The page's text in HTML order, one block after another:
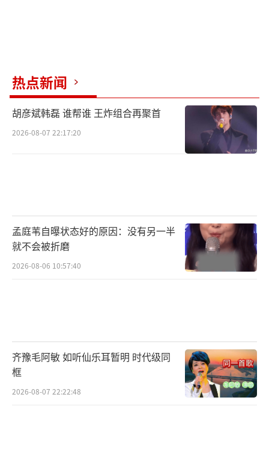
热点新闻
胡彦斌韩磊 谁帮谁 王炸组合再聚首
2026-08-07 22:17:20
孟庭苇自曝状态好的原因：没有另一半
就不会被折磨
2026-08-06 10:57:40
齐豫毛阿敏 如听仙乐耳暂明 时代级同
框
2026-08-07 22:22:48